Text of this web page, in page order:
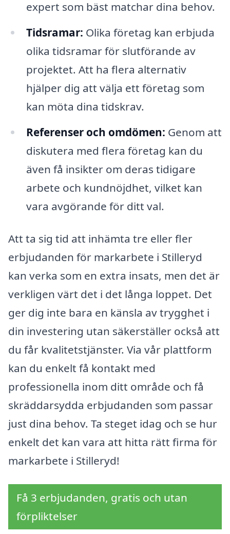
expert som bäst matchar dina behov.
Tidsramar: Olika företag kan erbjuda
olika tidsramar för slutförande av
projektet. Att ha flera alternativ
hjälper dig att välja ett företag som
kan möta dina tidskrav.
Referenser och omdömen: Genom att
diskutera med flera företag kan du
även få insikter om deras tidigare
arbete och kundnöjdhet, vilket kan
vara avgörande för ditt val.
Att ta sig tid att inhämta tre eller fler
erbjudanden för markarbete i Stilleryd
kan verka som en extra insats, men det är
verkligen värt det i det långa loppet. Det
ger dig inte bara en känsla av trygghet i
din investering utan säkerställer också att
du får kvalitetstjänster. Via vår plattform
kan du enkelt få kontakt med
professionella inom ditt område och få
skräddarsydda erbjudanden som passar
just dina behov. Ta steget idag och se hur
enkelt det kan vara att hitta rätt firma för
markarbete i Stilleryd!
Få 3 erbjudanden, gratis och utan
förpliktelser